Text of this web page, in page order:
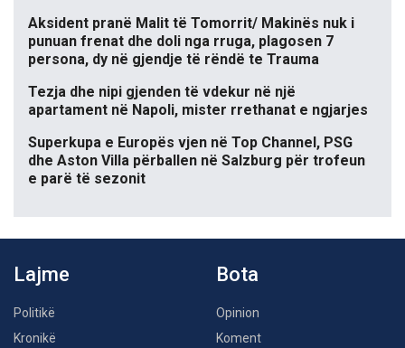
Aksident pranë Malit të Tomorrit/ Makinës nuk i
punuan frenat dhe doli nga rruga, plagosen 7
persona, dy në gjendje të rëndë te Trauma
Tezja dhe nipi gjenden të vdekur në një
apartament në Napoli, mister rrethanat e ngjarjes
Superkupa e Europës vjen në Top Channel, PSG
dhe Aston Villa përballen në Salzburg për trofeun
e parë të sezonit
Lajme
Politikë
Kronikë
Bota
Opinion
Koment